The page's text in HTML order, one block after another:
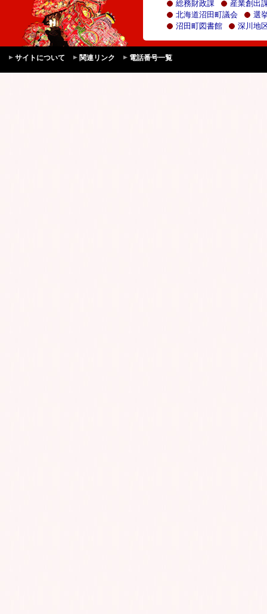
総務財政課
産業創出
北海道沼田町議会
選
沼田町図書館
深川地
サイトについて 関連リンク 電話番号一覧